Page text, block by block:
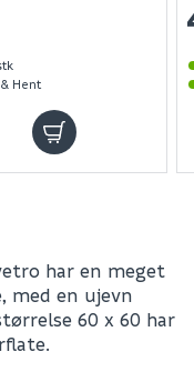
Hent
har en meget
med en ujevn
60 x 60 har